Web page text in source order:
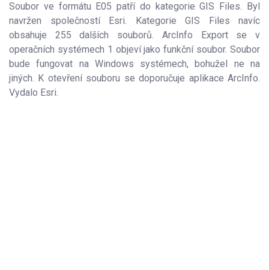
Soubor ve formátu E05 patří do kategorie GIS Files. Byl
navržen společností Esri. Kategorie GIS Files navíc
obsahuje 255 dalších souborů. ArcInfo Export se v
operačních systémech 1 objeví jako funkční soubor. Soubor
bude fungovat na Windows systémech, bohužel ne na
jiných. K otevření souboru se doporučuje aplikace ArcInfo.
Vydalo Esri.